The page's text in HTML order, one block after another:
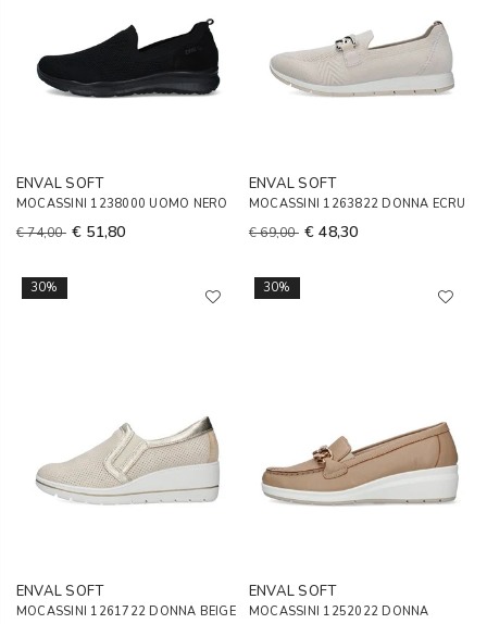
ENVAL SOFT
MOCASSINI 1238000 UOMO NERO
€ 74,00 € 51,80
ENVAL SOFT
MOCASSINI 1263822 DONNA ECRU
€ 69,00 € 48,30
30%
ENVAL SOFT
MOCASSINI 1261722 DONNA BEIGE
30%
ENVAL SOFT
MOCASSINI 1252022 DONNA